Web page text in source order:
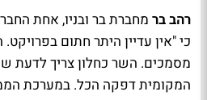
רהב בר מחברת בר ובניו, אחת
כי "אין עדיין היתר חתום
מסמכים. השר כחלון צריך לדעת
המקומית דפקה הכל. במערכת